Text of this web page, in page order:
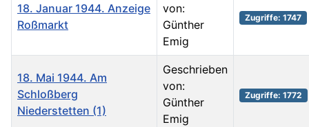
18. Januar 1944. Anzeige
Roßmarkt
von:
Günther
Emig
Zugriffe: 1747
18. Mai 1944. Am
Schloßberg
Niederstetten (1)
Geschrieben
von:
Günther
Emig
Zugriffe: 1772